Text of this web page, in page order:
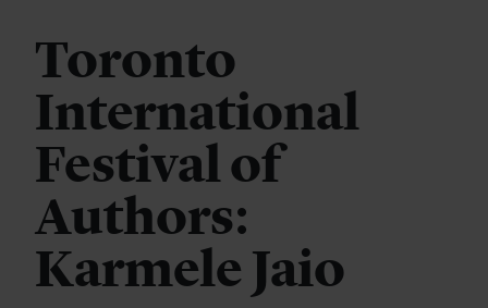
Toronto
International
Festival of
Authors:
Karmele Jaio